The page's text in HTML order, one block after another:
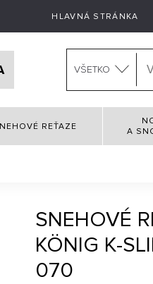
HLAVNÁ STRÁNKA
VŠETKO
REŤAZE
A
SNEHOVÉ
KÖNIG K-
070